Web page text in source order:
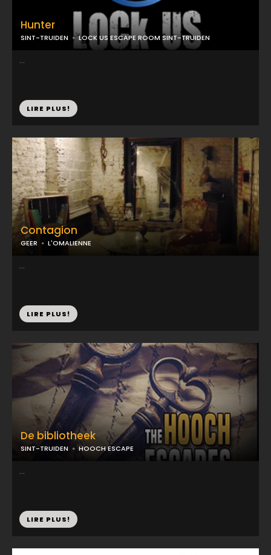
Hunter
SINT-TRUIDEN LOCK US ESCAPE ROOM SINT-TRUIDEN
...
LIRE PLUS!
De bibliotheek
SINT-TRUIDEN HOOCH ESCAPE
...
LIRE PLUS!
Contagion
GEER L'OMALIENNE
...
LIRE PLUS!